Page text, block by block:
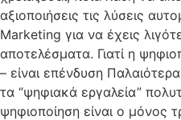
αξιοποιήσεις τις λύσεις
Marketing για να έχεις
αποτελέσματα. Γιατί η
– είναι επένδυση
τα “ψηφιακά εργαλεία”
ψηφιοποίηση είναι ο μόνος